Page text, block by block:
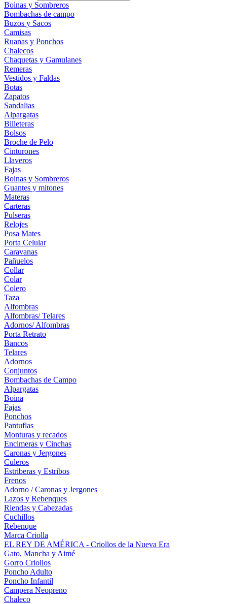
Boinas y Sombreros
Bombachas de campo
Buzos y Sacos
Camisas
Ruanas y Ponchos
Chalecos
Chaquetas y Gamulanes
Remeras
Vestidos y Faldas
Botas
Zapatos
Sandalias
Alpargatas
Billeteras
Bolsos
Broche de Pelo
Cinturones
Llaveros
Fajas
Boinas y Sombreros
Guantes y mitones
Materas
Carteras
Pulseras
Relojes
Posa Mates
Porta Celular
Caravanas
Pañuelos
Collar
Colar
Colero
Taza
Alfombras
Alfombras/ Telares
Adornos/ Alfombras
Porta Retrato
Bancos
Telares
Adornos
Conjuntos
Bombachas de Campo
Alpargatas
Boina
Fajas
Ponchos
Pantuflas
Monturas y recados
Encimeras y Cinchas
Caronas y Jergones
Culeros
Estriberas y Estribos
Frenos
Adorno / Caronas y Jergones
Lazos y Rebenques
Riendas y Cabezadas
Cuchillos
Rebenque
Marca Criolla
EL REY DE AMÉRICA - Criollos de la Nueva Era
Gato, Mancha y Aimé
Gorro Criollos
Poncho Adulto
Poncho Infantil
Campera Neopreno
Chaleco